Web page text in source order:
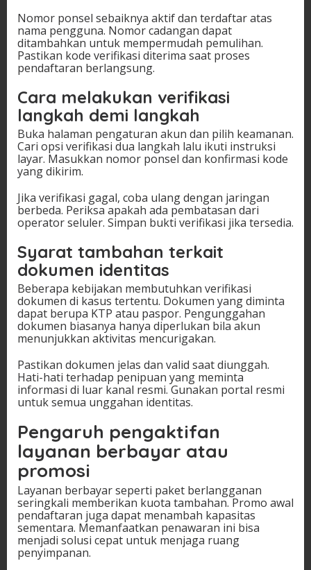
Nomor ponsel sebaiknya aktif dan terdaftar atas
nama pengguna. Nomor cadangan dapat
ditambahkan untuk mempermudah pemulihan.
Pastikan kode verifikasi diterima saat proses
pendaftaran berlangsung.
Cara melakukan verifikasi
langkah demi langkah
Buka halaman pengaturan akun dan pilih keamanan.
Cari opsi verifikasi dua langkah lalu ikuti instruksi
layar. Masukkan nomor ponsel dan konfirmasi kode
yang dikirim.
Jika verifikasi gagal, coba ulang dengan jaringan
berbeda. Periksa apakah ada pembatasan dari
operator seluler. Simpan bukti verifikasi jika tersedia.
Syarat tambahan terkait
dokumen identitas
Beberapa kebijakan membutuhkan verifikasi
dokumen di kasus tertentu. Dokumen yang diminta
dapat berupa KTP atau paspor. Pengunggahan
dokumen biasanya hanya diperlukan bila akun
menunjukkan aktivitas mencurigakan.
Pastikan dokumen jelas dan valid saat diunggah.
Hati-hati terhadap penipuan yang meminta
informasi di luar kanal resmi. Gunakan portal resmi
untuk semua unggahan identitas.
Pengaruh pengaktifan
layanan berbayar atau
promosi
Layanan berbayar seperti paket berlangganan
seringkali memberikan kuota tambahan. Promo awal
pendaftaran juga dapat menambah kapasitas
sementara. Memanfaatkan penawaran ini bisa
menjadi solusi cepat untuk menjaga ruang
penyimpanan.